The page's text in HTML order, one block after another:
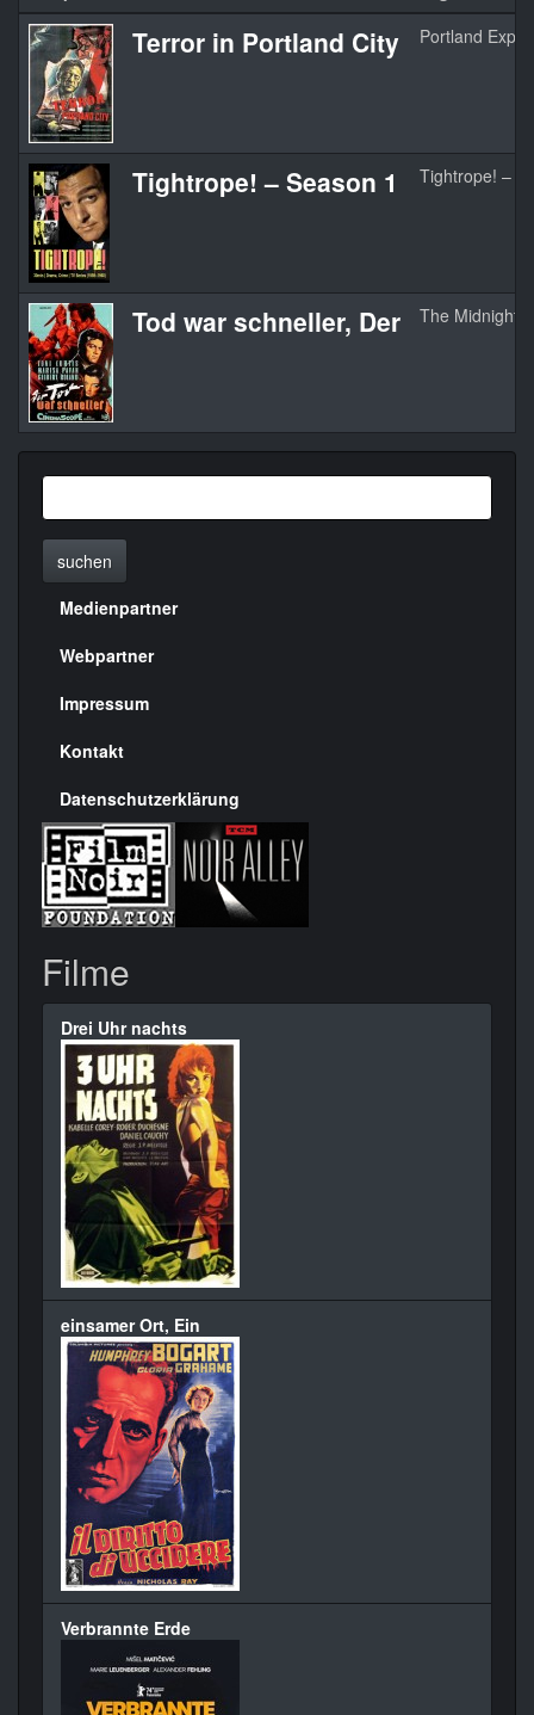
Terror in Portland City Portland
Tightrope! – Season 1 Tightrope! –
Tod war schneller, Der The Midnight
suchen
Menülinks
rechte
Seite
Medienpartner
Webpartner
Impressum
Kontakt
Datenschutzerklärung
Filme
Drei Uhr nachts
einsamer Ort, Ein
Verbrannte Erde